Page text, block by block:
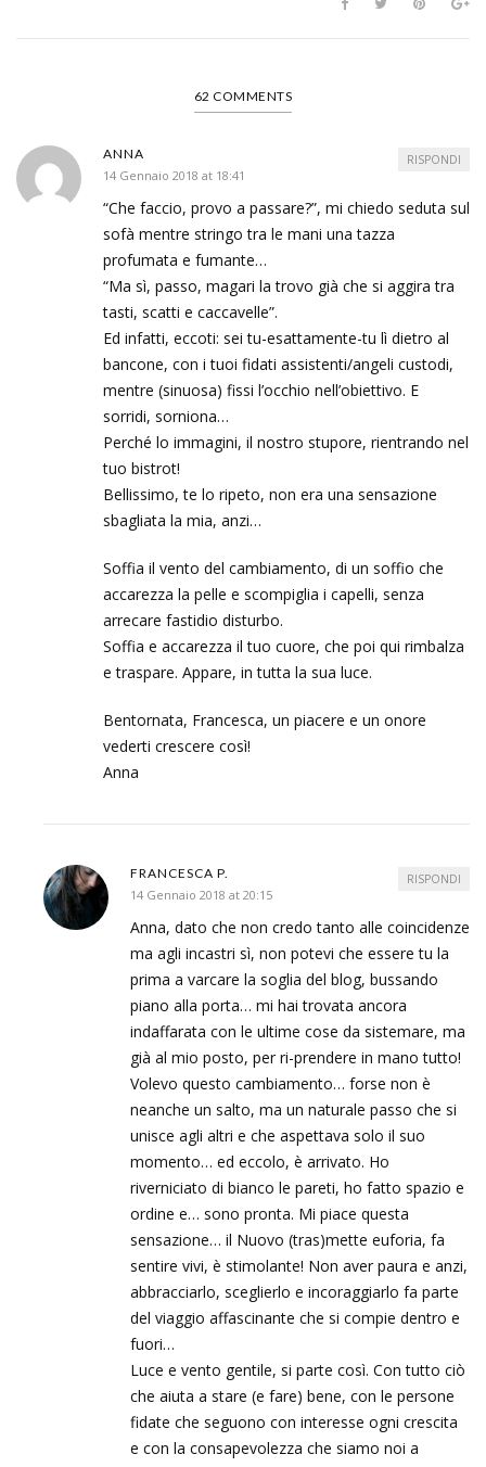
62 COMMENTS
ANNA
14 Gennaio 2018 at 18:41
“Che faccio, provo a passare?”, mi chiedo seduta sul
sofà mentre stringo tra le mani una tazza
profumata e fumante…
“Ma sì, passo, magari la trovo già che si aggira tra
tasti, scatti e caccavelle”.
Ed infatti, eccoti: sei tu-esattamente-tu lì dietro al
bancone, con i tuoi fidati assistenti/angeli custodi,
mentre (sinuosa) fissi l’occhio nell’obiettivo. E
sorridi, sorniona…
Perché lo immagini, il nostro stupore, rientrando nel
tuo bistrot!
Bellissimo, te lo ripeto, non era una sensazione
sbagliata la mia, anzi…
Soffia il vento del cambiamento, di un soffio che
accarezza la pelle e scompiglia i capelli, senza
arrecare fastidio disturbo.
Soffia e accarezza il tuo cuore, che poi qui rimbalza
e traspare. Appare, in tutta la sua luce.
Bentornata, Francesca, un piacere e un onore
vederti crescere così!
Anna
RISPONDI
FRANCESCA P.
14 Gennaio 2018 at 20:15
Anna, dato che non credo tanto alle coincidenze
ma agli incastri sì, non potevi che essere tu la
prima a varcare la soglia del blog, bussando
piano alla porta… mi hai trovata ancora
indaffarata con le ultime cose da sistemare, ma
già al mio posto, per ri-prendere in mano tutto!
Volevo questo cambiamento… forse non è
neanche un salto, ma un naturale passo che si
unisce agli altri e che aspettava solo il suo
momento… ed eccolo, è arrivato. Ho
riverniciato di bianco le pareti, ho fatto spazio e
ordine e… sono pronta. Mi piace questa
sensazione… il Nuovo (tras)mette euforia, fa
sentire vivi, è stimolante! Non aver paura e anzi,
abbracciarlo, sceglierlo e incoraggiarlo fa parte
del viaggio affascinante che si compie dentro e
fuori…
Luce e vento gentile, si parte così. Con tutto ciò
che aiuta a stare (e fare) bene, con le persone
fidate che seguono con interesse ogni crescita
e con la consapevolezza che siamo noi a
RISPONDI